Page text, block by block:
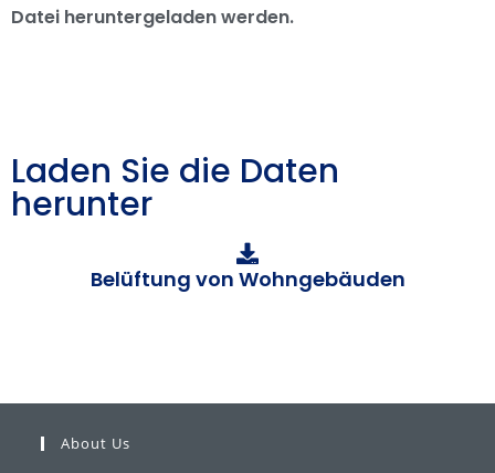
Datei heruntergeladen werden.
Laden Sie die Daten
herunter
Belüftung von Wohngebäuden
About Us